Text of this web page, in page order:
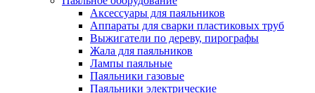
Аксессуары для паяльников
Аппараты для сварки пластиковых труб
Выжигатели по дереву, пирографы
Жала для паяльников
Лампы паяльные
Паяльники газовые
Паяльники электрические